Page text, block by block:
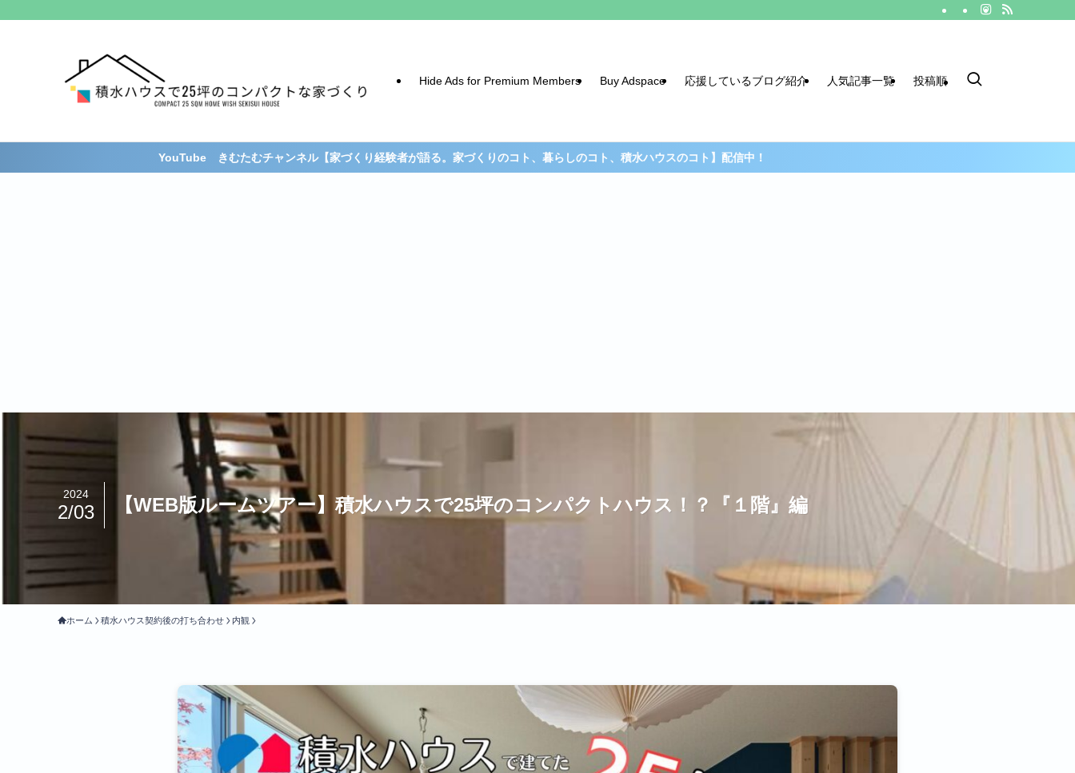
Hide Ads for Premium Members Buy Adspace 応援しているブログ紹介 人気記事一覧 投稿順
YouTube きむたむチャンネル【家づくり経験者が語る。家づくりのコト、暮らしのコト、積水ハウスのコト】配信中！
【WEB版ルームツアー】積水ハウスで25坪のコンパクトハウス！？『１階』編
2024
2/03
ホーム 積水ハウス契約後の打ち合わせ 内観